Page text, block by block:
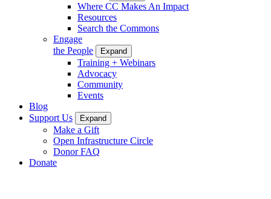
Where CC Makes An Impact
Resources
Search the Commons
Engage
the People
Expand
Training + Webinars
Advocacy
Community
Events
Blog
Support Us
Expand
Make a Gift
Open Infrastructure Circle
Donor FAQ
Donate